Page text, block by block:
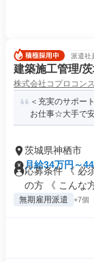
派遣社
建築施工管理/
株式会社コプロコン
＜充実のサポー
お仕事☆大手で
茨城県神栖市
月給34万円～
応募条件 《 必
の方 《 こんな
無期雇用派遣 +7個